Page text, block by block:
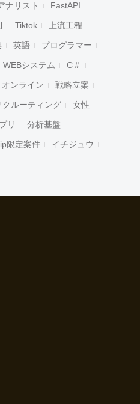
ナリスト FastAPI
Tiktok 上流工程
英語 プログラマー
WEBシステム C＃
オンライン 戦略立案
クルーティング 女性
リ 分析基盤
限定案件 イチジュウ